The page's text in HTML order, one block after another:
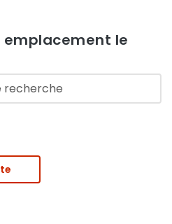
emplacement le